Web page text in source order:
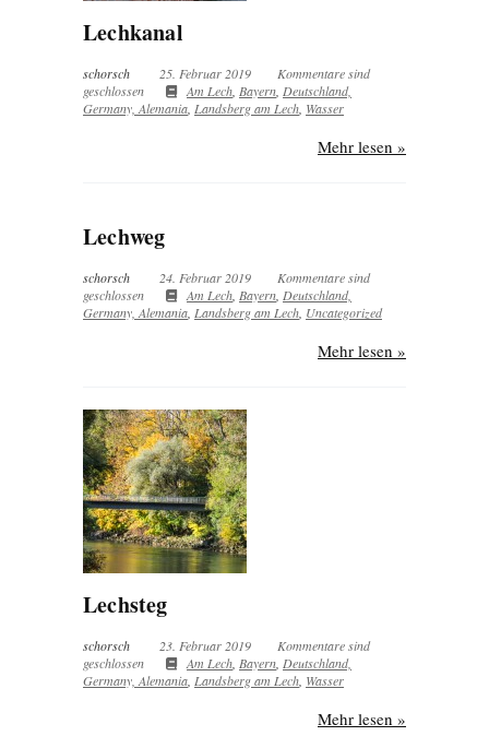
Lechkanal
schorsch 25. Februar 2019
Kommentare sind
geschlossen
Am Lech Bayern Deutschland,
Germany, Alemania Landsberg am Lech Wasser
Mehr lesen »
Lechweg
schorsch 24. Februar 2019
Kommentare sind
geschlossen
Am Lech Bayern Deutschland,
Germany, Alemania Landsberg am Lech Uncategorized
Mehr lesen »
Lechsteg
schorsch 23. Februar 2019
Kommentare sind
geschlossen
Am Lech Bayern Deutschland,
Germany, Alemania Landsberg am Lech Wasser
Mehr lesen »